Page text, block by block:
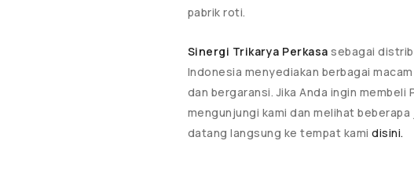
pabrik roti.
Sinergi Trikarya Perkasa sebagai
Indonesia menyediakan berbagai
dan bergaransi. Jika Anda ingin
mengunjungi kami dan melihat
datang langsung ke tempat kami disini.